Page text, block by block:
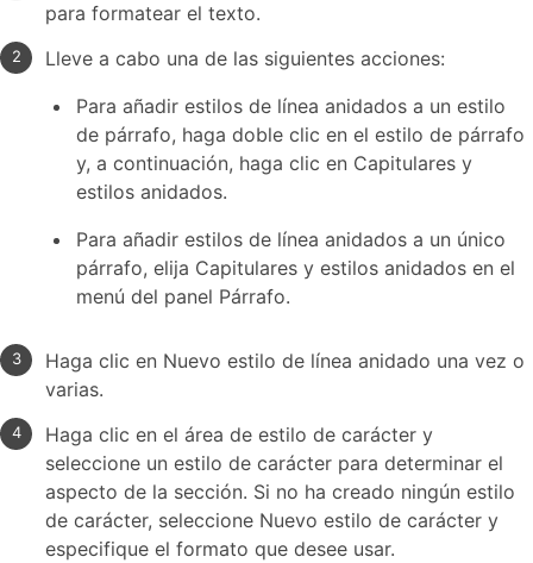
para formatear el texto.
Lleve a cabo una de las siguientes acciones:
Para añadir estilos de línea anidados a un estilo
de párrafo, haga doble clic en el estilo de párrafo
y, a continuación, haga clic en Capitulares y
estilos anidados.
Para añadir estilos de línea anidados a un único
párrafo, elija Capitulares y estilos anidados en el
menú del panel Párrafo.
Haga clic en Nuevo estilo de línea anidado una vez o
varias.
Haga clic en el área de estilo de carácter y
seleccione un estilo de carácter para determinar el
aspecto de la sección. Si no ha creado ningún estilo
de carácter, seleccione Nuevo estilo de carácter y
especifique el formato que desee usar.